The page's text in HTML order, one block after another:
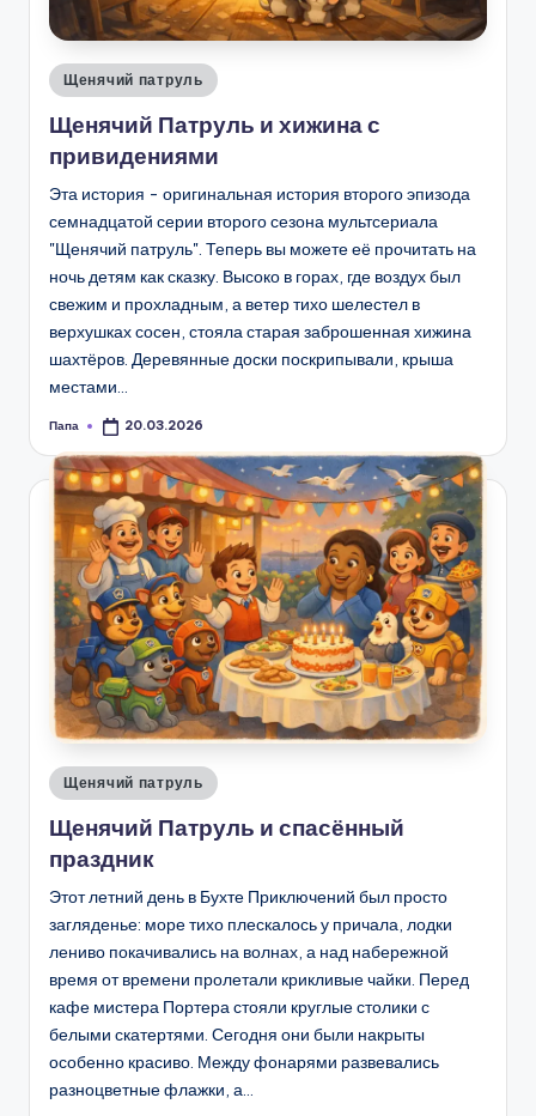
Опубликовано
Щенячий патруль
Щенячий Патруль и хижина с
привидениями
Эта история - оригинальная история второго эпизода
семнадцатой серии второго сезона мультсериала
"Щенячий патруль". Теперь вы можете её прочитать на
ночь детям как сказку. Высоко в горах, где воздух был
свежим и прохладным, а ветер тихо шелестел в
верхушках сосен, стояла старая заброшенная хижина
шахтёров. Деревянные доски поскрипывали, крыша
местами…
Запись
Папа 20.03.2026
Опубликовано
Щенячий патруль
Щенячий Патруль и спасённый
праздник
Этот летний день в Бухте Приключений был просто
загляденье: море тихо плескалось у причала, лодки
лениво покачивались на волнах, а над набережной
время от времени пролетали крикливые чайки. Перед
кафе мистера Портера стояли круглые столики с
белыми скатертями. Сегодня они были накрыты
особенно красиво. Между фонарями развевались
разноцветные флажки, а…